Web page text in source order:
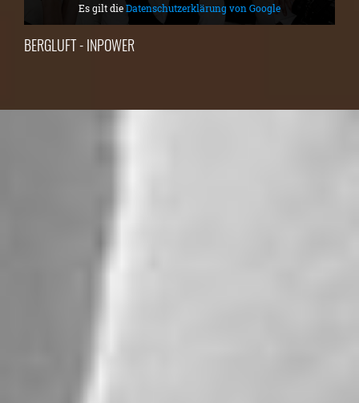
Es gilt dieDatenschutzerklärung von Google
BERGLUFT - INPOWER